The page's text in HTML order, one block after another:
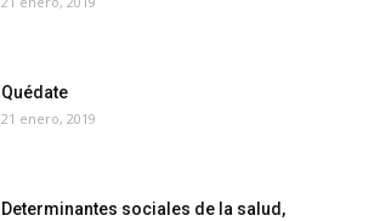
Quédate
21 enero, 2019
Determinantes sociales de la salud,